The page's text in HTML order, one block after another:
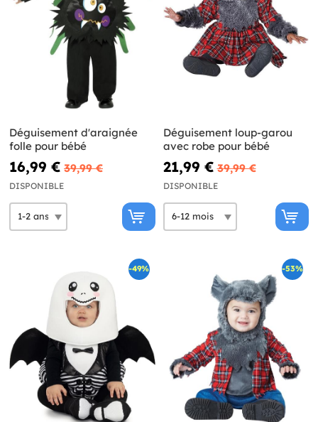
Déguisement d'araignée
folle pour bébé
16,99 € 39,99 €
DISPONIBLE
Déguisement loup-garou
avec robe pour bébé
21,99 € 39,99 €
DISPONIBLE
-49% -53%